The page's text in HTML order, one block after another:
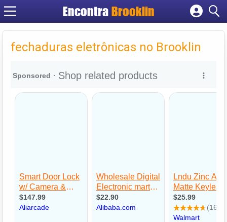
Encontra Brooklin
Cadastrar empresa
Criar conta
fechaduras eletrônicas no Brooklin